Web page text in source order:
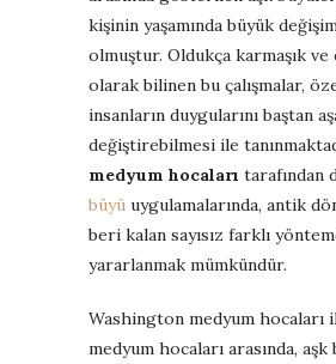
kişinin yaşamında büyük
olmuştur. Oldukça karmaşık
olarak bilinen bu çalışmalar,
insanların duygularını baştan
değiştirebilmesi ile
medyum hocaları tarafından
büyü uygulamalarında, antik
beri kalan sayısız farklı
yararlanmak mümkündür.
Washington medyum hocaları
medyum hocaları arasında, aşk